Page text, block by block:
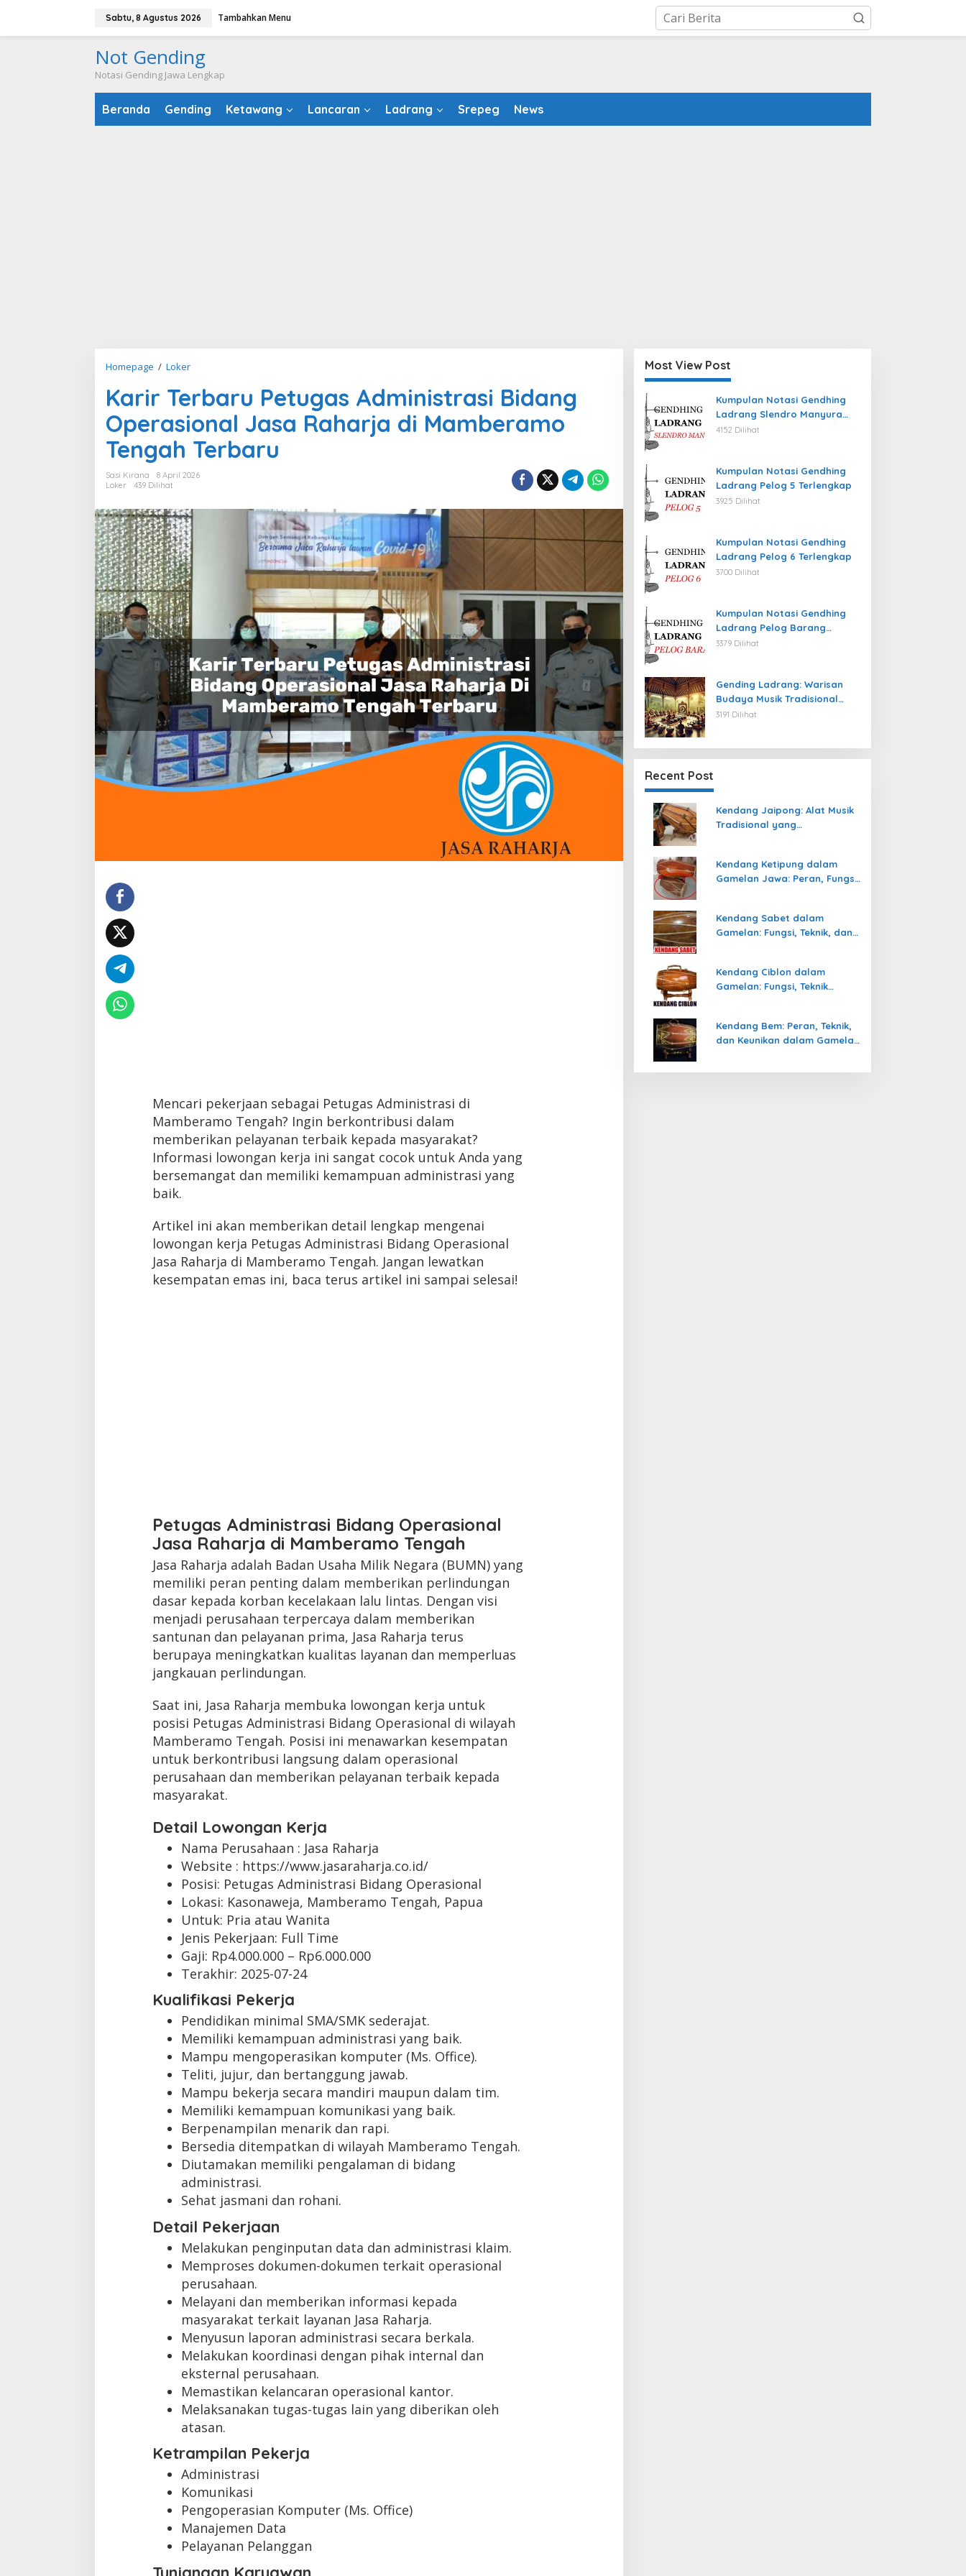
konten
Sabtu, 8 Agustus 2026 Tambahkan Menu
Not Gending
Notasi Gending Jawa Lengkap
Beranda Gending Ketawang Lancaran Ladrang Srepeg News
Homepage / LokerKarir
Petugas
Administrasi
Bidang
Operasional
Jasa
di
Tengah
Terbaru
Karir Terbaru Petugas Administrasi Bidang
Operasional Jasa Raharja di Mamberamo
Tengah Terbaru
Sasi Kirana
8 April 2026
Loker
439 Dilihat
Mencari pekerjaan sebagai Petugas Administrasi di
Mamberamo Tengah? Ingin berkontribusi dalam
memberikan pelayanan terbaik kepada masyarakat?
Informasi lowongan kerja ini sangat cocok untuk Anda yang
bersemangat dan memiliki kemampuan administrasi yang
baik.
Artikel ini akan memberikan detail lengkap mengenai
lowongan kerja Petugas Administrasi Bidang Operasional
Jasa Raharja di Mamberamo Tengah. Jangan lewatkan
kesempatan emas ini, baca terus artikel ini sampai selesai!
Petugas Administrasi Bidang Operasional
Jasa Raharja di Mamberamo Tengah
Jasa Raharja adalah Badan Usaha Milik Negara (BUMN) yang
memiliki peran penting dalam memberikan perlindungan
dasar kepada korban kecelakaan lalu lintas. Dengan visi
menjadi perusahaan terpercaya dalam memberikan
santunan dan pelayanan prima, Jasa Raharja terus
berupaya meningkatkan kualitas layanan dan memperluas
jangkauan perlindungan.
Saat ini, Jasa Raharja membuka lowongan kerja untuk
posisi Petugas Administrasi Bidang Operasional di wilayah
Mamberamo Tengah. Posisi ini menawarkan kesempatan
untuk berkontribusi langsung dalam operasional
perusahaan dan memberikan pelayanan terbaik kepada
masyarakat.
Detail Lowongan Kerja
Nama Perusahaan : Jasa Raharja
Website : https://www.jasaraharja.co.id/
Posisi: Petugas Administrasi Bidang Operasional
Lokasi: Kasonaweja, Mamberamo Tengah, Papua
Untuk: Pria atau Wanita
Jenis Pekerjaan: Full Time
Gaji: Rp4.000.000– Rp6.000.000
Terakhir: 2025-07-24
Kualifikasi Pekerja
Pendidikan minimal SMA/SMK sederajat.
Memiliki kemampuan administrasi yang baik.
Mampu mengoperasikan komputer (Ms. Office).
Teliti, jujur, dan bertanggung jawab.
Mampu bekerja secara mandiri maupun dalam tim.
Memiliki kemampuan komunikasi yang baik.
Berpenampilan menarik dan rapi.
Bersedia ditempatkan di wilayah Mamberamo Tengah.
Diutamakan memiliki pengalaman di bidang
administrasi.
Sehat jasmani dan rohani.
Detail Pekerjaan
Melakukan penginputan data dan administrasi klaim.
Memproses dokumen-dokumen terkait operasional
perusahaan.
Melayani dan memberikan informasi kepada
masyarakat terkait layanan Jasa Raharja.
Menyusun laporan administrasi secara berkala.
Melakukan koordinasi dengan pihak internal dan
eksternal perusahaan.
Memastikan kelancaran operasional kantor.
Melaksanakan tugas-tugas lain yang diberikan oleh
atasan.
Ketrampilan Pekerja
Administrasi
Komunikasi
Pengoperasian Komputer (Ms. Office)
Manajemen Data
Pelayanan Pelanggan
Most View Post
Kumpulan Notasi Gendhing
Ladrang Slendro Manyura
Terlengkap
4152 Dilihat
Kumpulan Notasi Gendhing
Ladrang Pelog 5 Terlengkap
3925 Dilihat
Kumpulan Notasi Gendhing
Ladrang Pelog 6 Terlengkap
3700 Dilihat
Kumpulan Notasi Gendhing
Ladrang Pelog Barang
Terlengkap
3379 Dilihat
Gending Ladrang: Warisan
Budaya Musik Tradisional
Jawa yang Abadi
3191 Dilihat
Recent Post
Kendang Jaipong: Alat Musik
Tradisional yang
Kendang Ketipung dalam
Gamelan Jawa: Peran, Fungsi,
Kendang Sabet dalam
Gamelan: Fungsi, Teknik, dan
Kendang Ciblon dalam
Gamelan: Fungsi, Teknik
Kendang Bem: Peran, Teknik,
dan Keunikan dalam Gamelan